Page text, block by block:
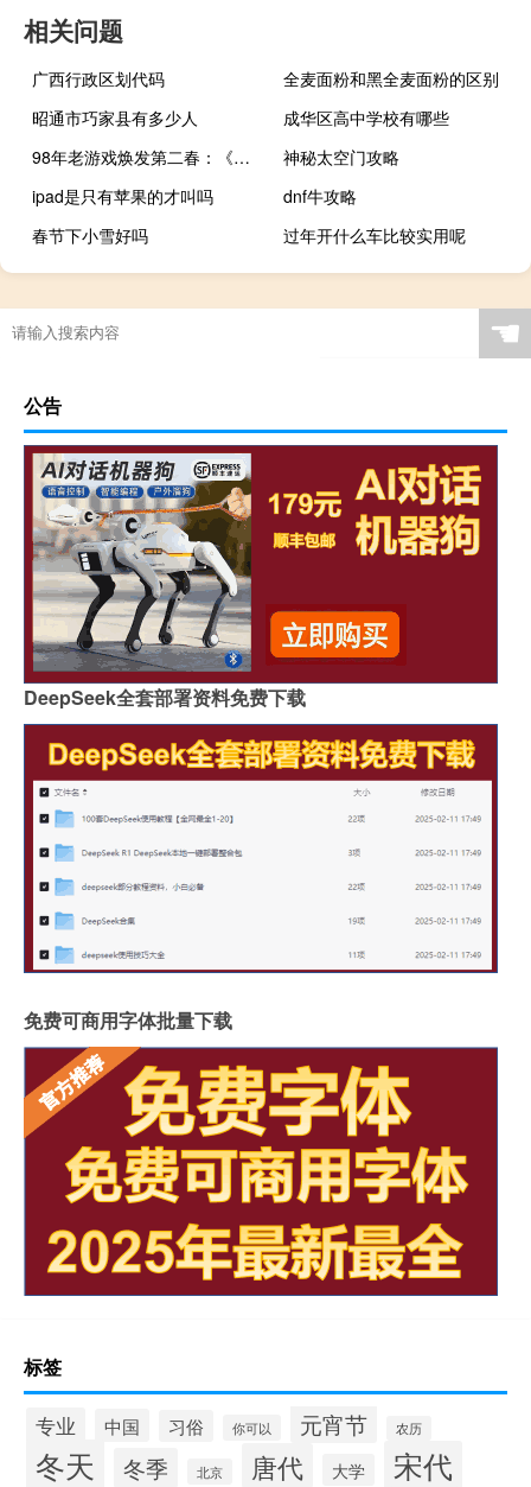
相关问题
广西行政区划代码
全麦面粉和黑全麦面粉的区别
昭通市巧家县有多少人
成华区高中学校有哪些
98年老游戏焕发第二春：《半条命》在线玩家刷新记录
神秘太空门攻略
ipad是只有苹果的才叫吗
dnf牛攻略
春节下小雪好吗
过年开什么车比较实用呢
☚
公告
DeepSeek全套部署资料免费下载
免费可商用字体批量下载
标签
专业 中国 习俗 你可以 元宵节 农历
冬天 冬季 北京 唐代 大学 宋代